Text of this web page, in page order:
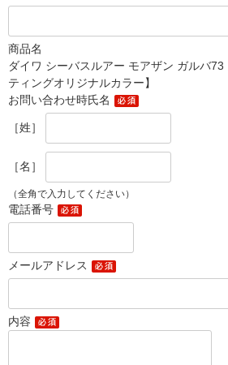
商品名
ダイワ シーバスルアー モアザン ガルバ
ティングオリジナルカラー】
お問い合わせ時氏名
［姓］
［名］
（全角で入力してください）
電話番号
メールアドレス
内容